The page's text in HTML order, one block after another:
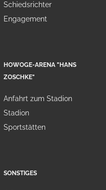
Schiedsrichter
Engagement
HOWOGE-ARENA "HANS
ZOSCHKE"
Anfahrt zum Stadion
Stadion
Sportstätten
SONSTIGES